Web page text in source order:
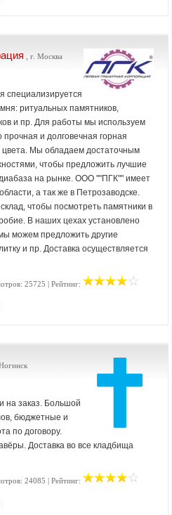
, г. Москва
специализируется
ритуальных памятников,
и пр. Для работы мы используем
прочная и долговечная горная
цвета. Мы обладаем достаточным
чтобы предложить лучшие
на рынке. ООО ""ПГК"" имеет
а так же в Петрозаводске.
чтобы посмотреть памятники в
В наших цехах установлено
можем предложить другие
и пр. Доставка осуществляется
25725 | Рейтинг:
на заказ. Большой
бюджетные и
по договору.
Доставка во все кладбища
24085 | Рейтинг: